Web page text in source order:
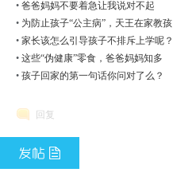
• 爸爸妈妈不要着急让我说对不起
• 为防止孩子“公主病”，天王在家教孩
子系鞋带
• 家长该怎么引导孩子不排斥上学呢？
• 这些“伪健康”零食，爸爸妈妈知多
少？
• 孩子回家的第一句话你问对了么？
回复